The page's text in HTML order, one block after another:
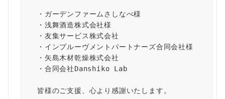
・ガーデンファームさしなべ様
・浅舞酒造株式会社様
・友集サービス株式会社
・インプルーヴメントパートナーズ合同会社様
・矢島木材乾燥株式会社
・合同会社Danshiko Lab
皆様のご支援、心より感謝いたします。